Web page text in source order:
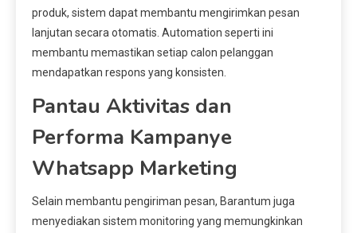
produk, sistem dapat membantu mengirimkan pesan
lanjutan secara otomatis. Automation seperti ini
membantu memastikan setiap calon pelanggan
mendapatkan respons yang konsisten.
Pantau Aktivitas dan
Performa Kampanye
Whatsapp Marketing
Selain membantu pengiriman pesan, Barantum juga
menyediakan sistem monitoring yang memungkinkan